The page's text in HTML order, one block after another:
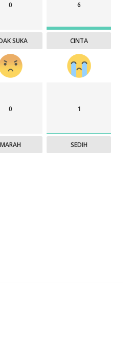
0
SUKA
6
CINTA
0
MARAH
1
SEDIH